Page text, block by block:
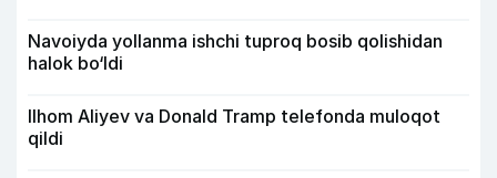
Navoiyda yollanma ishchi tuproq bosib qolishidan
halok bo‘ldi
Ilhom Aliyev va Donald Tramp telefonda muloqot
qildi